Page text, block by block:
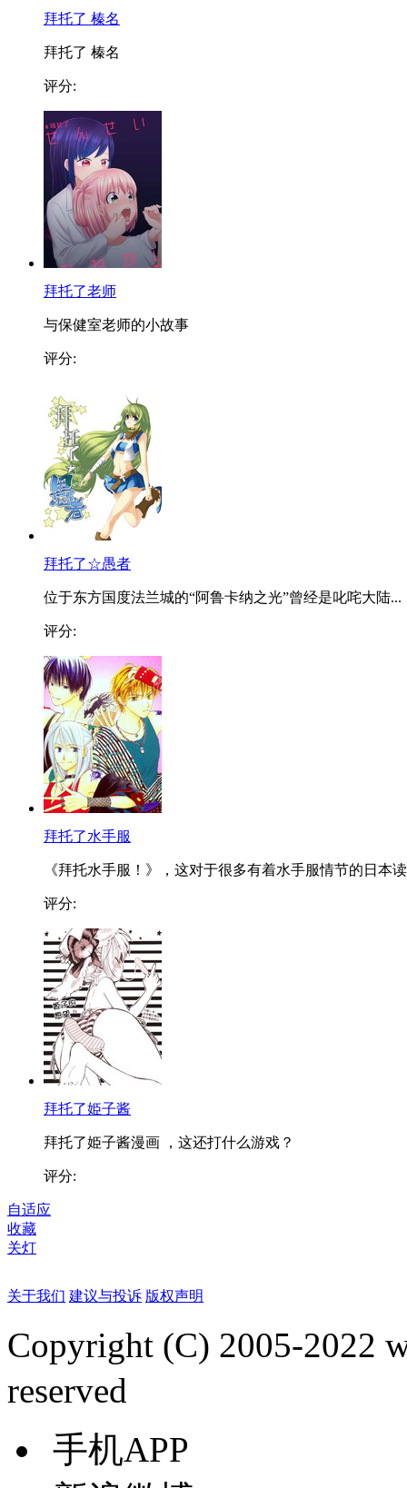
拜托了 榛名
拜托了 榛名
评分:
拜托了老师
与保健室老师的小故事
评分:
拜托了☆愚者
位于东方国度法兰城的“阿鲁卡纳之光”曾经是叱咤大陆...
评分:
拜托了水手服
《拜托水手服！》，这对于很多有着水手服情节的日本
评分:
拜托了姫子酱
拜托了姫子酱漫画 ，这还打什么游戏？
评分:
自适应
收藏
关灯
关于我们 建议与投诉 版权声明
Copyright (C) 2005-2022
reserved
手机APP